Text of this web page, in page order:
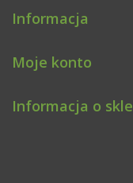
Informacja
Moje konto
Informacja o